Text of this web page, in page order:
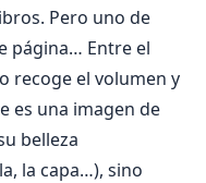
Pero uno de
página… Entre el
recoge el volumen y
es una imagen de
belleza
la capa…), sino